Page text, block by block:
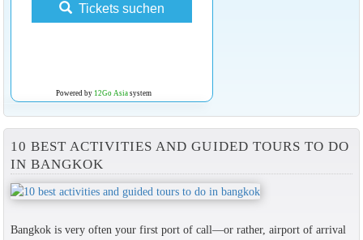
Tickets suchen
Powered by 12Go Asiasystem
10 BEST ACTIVITIES AND GUIDED TOURS TO DO
IN BANGKOK
Bangkok is very often your first port of call—or rather, airport of arrival